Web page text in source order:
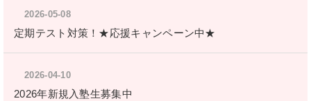
2026-05-08
定期テスト対策！★応援キャンペーン中★
2026-04-10
2026年新規入塾生募集中